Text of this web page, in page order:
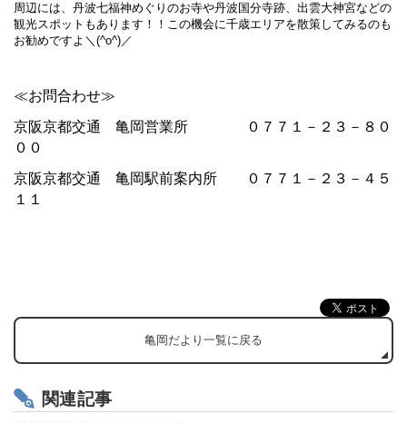
周辺には、丹波七福神めぐりのお寺や丹波国分寺跡、出雲大神宮などの
観光スポットもあります！！この機会に千歳エリアを散策してみるのも
お勧めですよ＼(^o^)／
≪お問合わせ≫
京阪京都交通 亀岡営業所 ０７７１－２３－８０
００
京阪京都交通 亀岡駅前案内所 ０７７１－２３－４５
１１
亀岡だより一覧に戻る
関連記事